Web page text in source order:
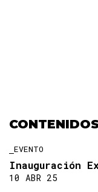
EVENTO
Inauguración
10 ABR 25